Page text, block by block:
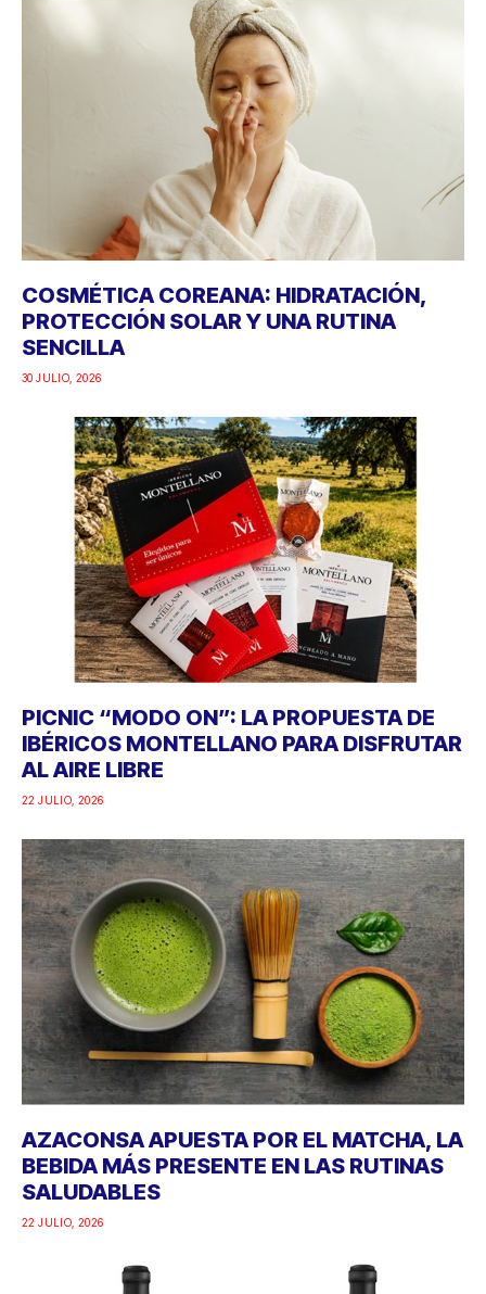
COSMÉTICA COREANA: HIDRATACIÓN,
PROTECCIÓN SOLAR Y UNA RUTINA
SENCILLA
30 JULIO, 2026
PICNIC “MODO ON”: LA PROPUESTA DE
IBÉRICOS MONTELLANO PARA DISFRUTAR
AL AIRE LIBRE
22 JULIO, 2026
AZACONSA APUESTA POR EL MATCHA, LA
BEBIDA MÁS PRESENTE EN LAS RUTINAS
SALUDABLES
22 JULIO, 2026